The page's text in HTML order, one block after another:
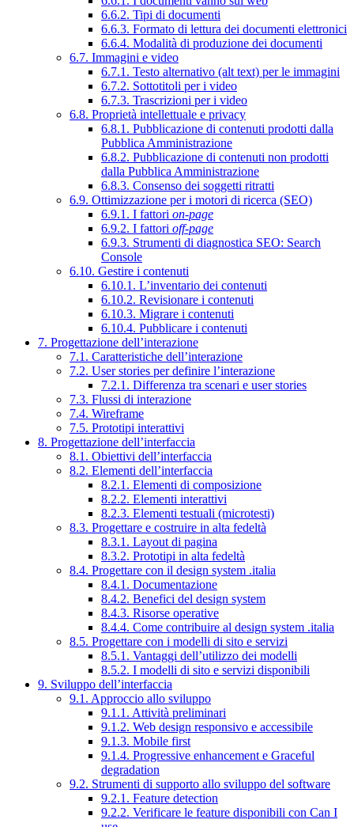
6.6.2. Tipi di documenti
6.6.3. Formato di lettura dei documenti elettronici
6.6.4. Modalità di produzione dei documenti
6.7. Immagini e video
6.7.1. Testo alternativo (alt text) per le immagini
6.7.2. Sottotitoli per i video
6.7.3. Trascrizioni per i video
6.8. Proprietà intellettuale e privacy
6.8.1. Pubblicazione di contenuti prodotti dalla
Pubblica Amministrazione
6.8.2. Pubblicazione di contenuti non prodotti
dalla Pubblica Amministrazione
6.8.3. Consenso dei soggetti ritratti
6.9. Ottimizzazione per i motori di ricerca (SEO)
6.9.1. I fattori on-page
6.9.2. I fattori off-page
6.9.3. Strumenti di diagnostica SEO: Search
Console
6.10. Gestire i contenuti
6.10.1. L’inventario dei contenuti
6.10.2. Revisionare i contenuti
6.10.3. Migrare i contenuti
6.10.4. Pubblicare i contenuti
7. Progettazione dell’interazione
7.1. Caratteristiche dell’interazione
7.2. User stories per definire l’interazione
7.2.1. Differenza tra scenari e user stories
7.3. Flussi di interazione
7.4. Wireframe
7.5. Prototipi interattivi
8. Progettazione dell’interfaccia
8.1. Obiettivi dell’interfaccia
8.2. Elementi dell’interfaccia
8.2.1. Elementi di composizione
8.2.2. Elementi interattivi
8.2.3. Elementi testuali (microtesti)
8.3. Progettare e costruire in alta fedeltà
8.3.1. Layout di pagina
8.3.2. Prototipi in alta fedeltà
8.4. Progettare con il design system .italia
8.4.1. Documentazione
8.4.2. Benefici del design system
8.4.3. Risorse operative
8.4.4. Come contribuire al design system .italia
8.5. Progettare con i modelli di sito e servizi
8.5.1. Vantaggi dell’utilizzo dei modelli
8.5.2. I modelli di sito e servizi disponibili
9. Sviluppo dell’interfaccia
9.1. Approccio allo sviluppo
9.1.1. Attività preliminari
9.1.2. Web design responsivo e accessibile
9.1.3. Mobile first
9.1.4. Progressive enhancement e Graceful
degradation
9.2. Strumenti di supporto allo sviluppo del software
9.2.1. Feature detection
9.2.2. Verificare le feature disponibili con Can I